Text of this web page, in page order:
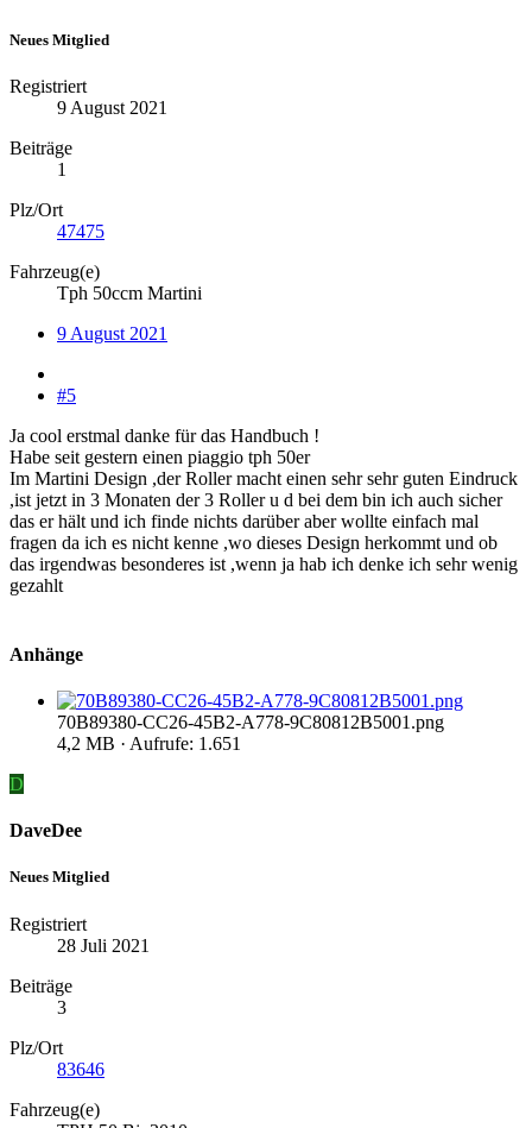
Neues Mitglied
Registriert
9 August 2021
Beiträge
1
Plz/Ort
47475
Fahrzeug(e)
Tph 50ccm Martini
9 August 2021
#5
Ja cool erstmal danke für das Handbuch !
Habe seit gestern einen piaggio tph 50er
Im Martini Design ,der Roller macht einen sehr sehr guten Eindruck
,ist jetzt in 3 Monaten der 3 Roller u d bei dem bin ich auch sicher
das er hält und ich finde nichts darüber aber wollte einfach mal
fragen da ich es nicht kenne ,wo dieses Design herkommt und ob
das irgendwas besonderes ist ,wenn ja hab ich denke ich sehr wenig
gezahlt
Anhänge
70B89380-CC26-45B2-A778-9C80812B5001.png
4,2 MB · Aufrufe: 1.651
D
DaveDee
Neues Mitglied
Registriert
28 Juli 2021
Beiträge
3
Plz/Ort
83646
Fahrzeug(e)